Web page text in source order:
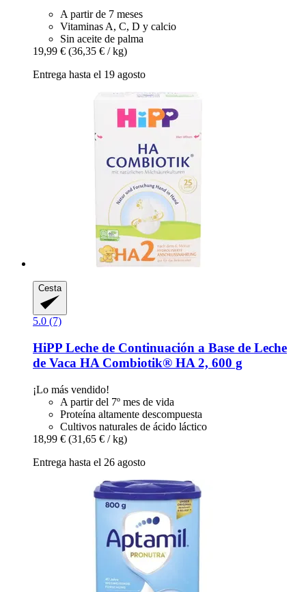
A partir de 7 meses
Vitaminas A, C, D y calcio
Sin aceite de palma
19,99 € (36,35 € / kg)
Entrega hasta el 19 agosto
Cesta
5.0 (7)
HiPP Leche de Continuación a Base de Leche
de Vaca HA Combiotik® HA 2, 600 g
¡Lo más vendido!
A partir del 7º mes de vida
Proteína altamente descompuesta
Cultivos naturales de ácido láctico
18,99 € (31,65 € / kg)
Entrega hasta el 26 agosto